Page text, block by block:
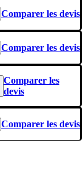
Comparer les devis
Comparer les devis
Comparer les
devis
Comparer les devis